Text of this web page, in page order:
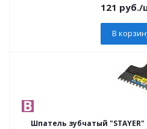
121 руб./
В
Шпатель зубчатый